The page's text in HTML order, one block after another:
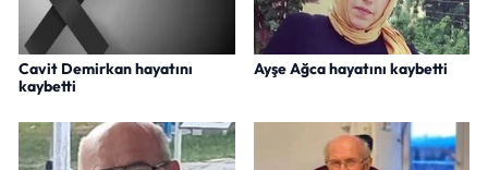
Cavit Demirkan hayatını
kaybetti
Ayşe Ağca hayatını kaybetti